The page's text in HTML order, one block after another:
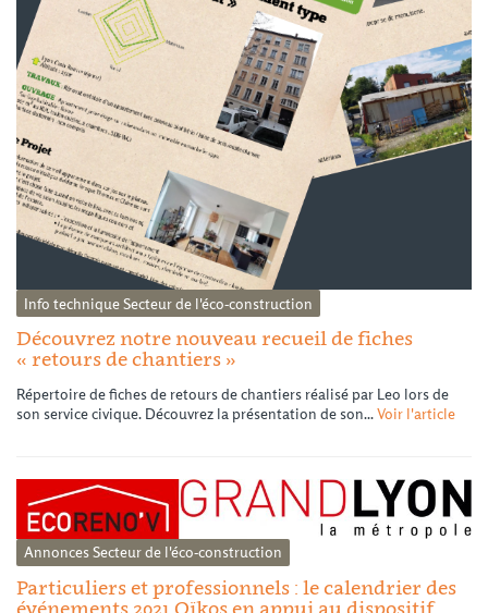
Info techniqueSecteur de l'éco-construction
Découvrez notre nouveau recueil de fiches
« retours de chantiers »
Répertoire de fiches de retours de chantiers réalisé par Leo lors de
son service civique. Découvrez la présentation de son...Voir l'article
AnnoncesSecteur de l'éco-construction
Particuliers et professionnels : le calendrier des
événements 2021 Oïkos en appui au dispositif